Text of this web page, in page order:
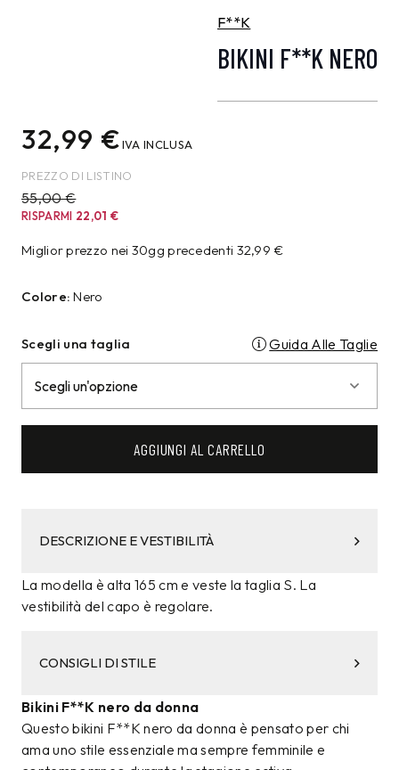
F**K
BIKINI F**K NERO
32,99 €IVA INCLUSA
PREZZO DI LISTINO
55,00 €
RISPARMI 22,01€
Miglior prezzo nei 30gg precedenti 32,99€
Colore: Nero
Scegli una taglia Guida Alle Taglie
AGGIUNGI AL CARRELLO
DESCRIZIONE E VESTIBILITÀ
La modella è alta 165 cm e veste la taglia S. La
vestibilità del capo è regolare.
CONSIGLI DI STILE
Bikini F**K nero da donna
Questo bikini F**K nero da donna è pensato per chi
ama uno stile essenziale ma sempre femminile e